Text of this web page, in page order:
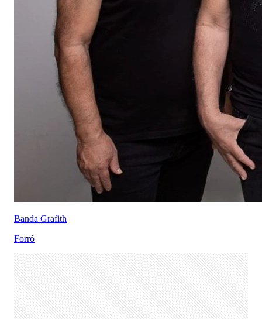
Banda Grafith
Forró